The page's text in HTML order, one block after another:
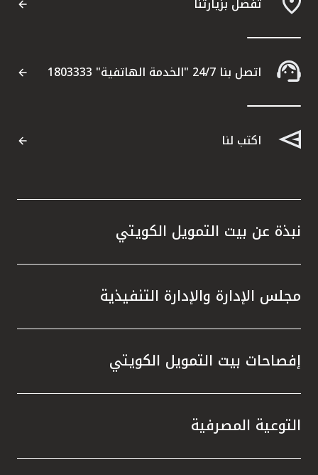
اتصل بنا 24/7 "الخدمة الهاتفية" 1803333
اكتب لنا
نبذة عن بيت التمويل الكويتي
مجلس الإدارة والإدارة التنفيذية
إفصاحات بيت التمويل الكويتي
التوعية المصرفية